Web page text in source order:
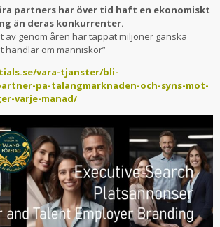
partners har över tid haft en ekonomiskt
än deras konkurrenter.
av genom åren har tappat miljoner ganska
handlar om människor”
vara-tjanster/bli-
pa-talangmarknaden-och-syns-mot-
varje-manad/